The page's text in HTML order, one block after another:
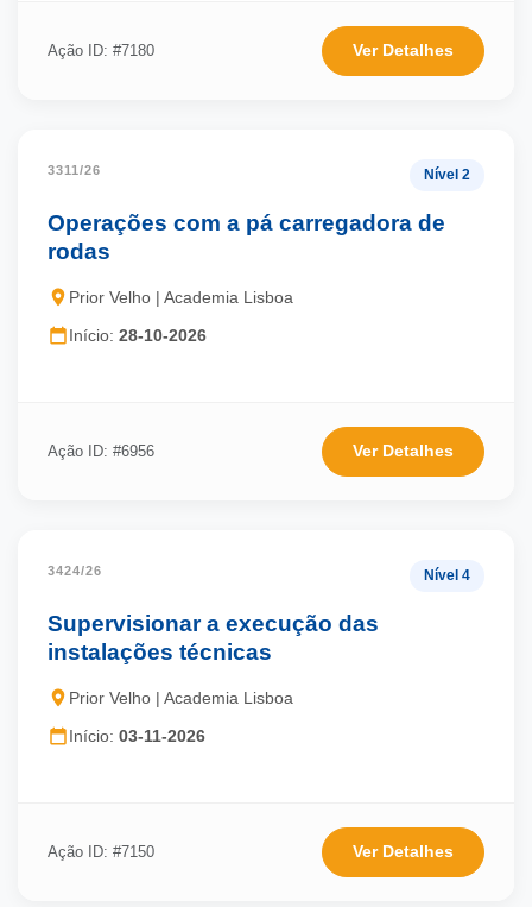
Ação ID: #7180 Ver Detalhes
3311/26 Nível 2
Operações com a pá carregadora de
rodas
Prior Velho | Academia Lisboa
Início: 28-10-2026
Ação ID: #6956 Ver Detalhes
3424/26 Nível 4
Supervisionar a execução das
instalações técnicas
Prior Velho | Academia Lisboa
Início: 03-11-2026
Ação ID: #7150 Ver Detalhes